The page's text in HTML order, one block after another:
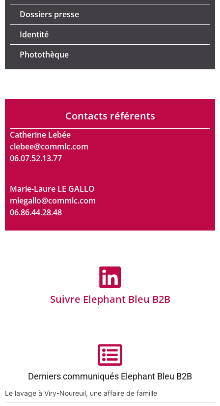
Dossiers presse
Identité
Photothèque
Contacts référents
Catherine Lebée
clebee@commlc.com
06.07.52.13.77
Marie-Laure LE GALLO
mlegallo@commlc.com
06.86.44.28.48
Suivre Elephant Bleu B2B
Derniers communiqués Elephant Bleu B2B
Le lavage à Viry-Noureuil, une affaire de famille